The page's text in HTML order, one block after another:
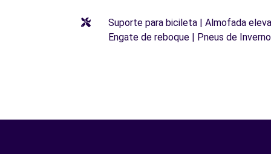
Suporte para bicileta | Almofada
Engate de reboque | Pneus de Inverno